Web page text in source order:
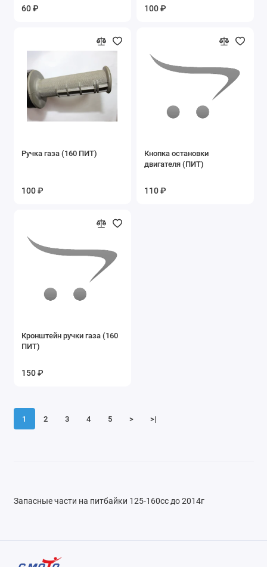
Запасные части на эл.квадроцикл ЕА15
Запасные части на эл.квадроцикл ЕА16
Запасные части на электровелосипеды
Подшипники
Фильтры воздушные
Фильтры масляные
60 ₽ 100 ₽
Ручка газа (160 ПИТ)
100 ₽
Кнопка остановки
двигателя (ПИТ)
110 ₽
Кронштейн ручки газа (160
ПИТ)
150 ₽
1 2 3 4 5 > >|
Запасные части на питбайки 125-160сс до 2014г